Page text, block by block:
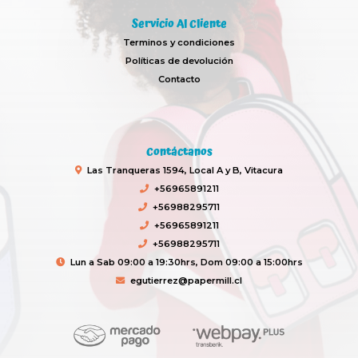
Servicio Al Cliente
Terminos y condiciones
Políticas de devolución
Contacto
Contáctanos
Las Tranqueras 1594, Local A y B, Vitacura
+56965891211
+56988295711
+56965891211
+56988295711
Lun a Sab 09:00 a 19:30hrs, Dom 09:00 a 15:00hrs
egutierrez@papermill.cl